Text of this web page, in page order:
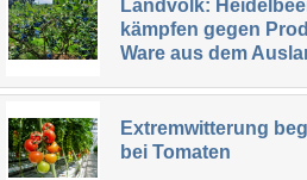
Landvolk:
kämpfen gegen
Ware aus dem
Extremwitterung
bei Tomaten